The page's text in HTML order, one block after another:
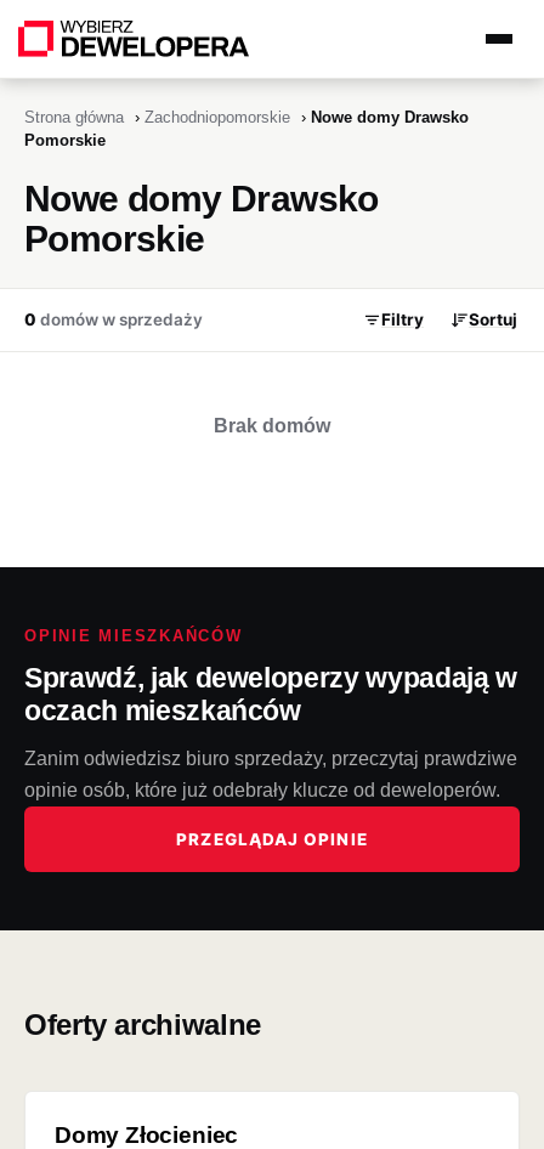
Strona główna › Zachodniopomorskie › Nowe domy Drawsko
Pomorskie
Nowe domy Drawsko
Pomorskie
0 domów w sprzedaży Filtry Sortuj
Brak domów
OPINIE MIESZKAŃCÓW
Sprawdź, jak deweloperzy wypadają w
oczach mieszkańców
Zanim odwiedzisz biuro sprzedaży, przeczytaj prawdziwe
opinie osób, które już odebrały klucze od deweloperów.
PRZEGLĄDAJ OPINIE
Oferty archiwalne
OFERTA ARCHIWALNA
Domy Złocieniec